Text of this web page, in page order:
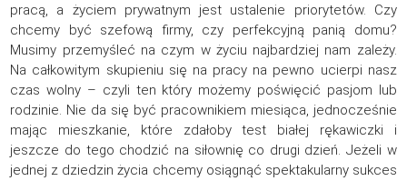
pracą, a życiem prywatnym jest ustalenie priorytetów. Czy
chcemy być szefową firmy, czy perfekcyjną panią domu?
Musimy przemyśleć na czym w życiu najbardziej nam zależy.
Na całkowitym skupieniu się na pracy na pewno ucierpi nasz
czas wolny – czyli ten który możemy poświęcić pasjom lub
rodzinie. Nie da się być pracownikiem miesiąca, jednocześnie
mając mieszkanie, które zdałoby test białej rękawiczki i
jeszcze do tego chodzić na siłownię co drugi dzień. Jeżeli w
jednej z dziedzin życia chcemy osiągnąć spektakularny sukces